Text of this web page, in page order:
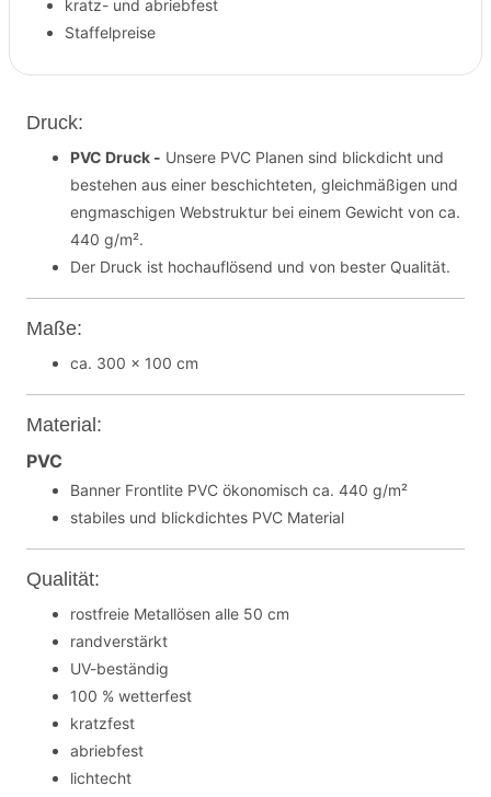
kratz- und abriebfest
Staffelpreise
Druck:
PVC Druck - Unsere PVC Planen sind blickdicht und
bestehen aus einer beschichteten, gleichmäßigen und
engmaschigen Webstruktur bei einem Gewicht von ca.
440 g/m².
Der Druck ist hochauflösend und von bester Qualität.
Maße:
ca. 300 x 100 cm
Material:
PVC
Banner Frontlite PVC ökonomisch ca. 440 g/m²
stabiles und blickdichtes PVC Material
Qualität:
rostfreie Metallösen alle 50 cm
randverstärkt
UV-beständig
100 % wetterfest
kratzfest
abriebfest
lichtecht